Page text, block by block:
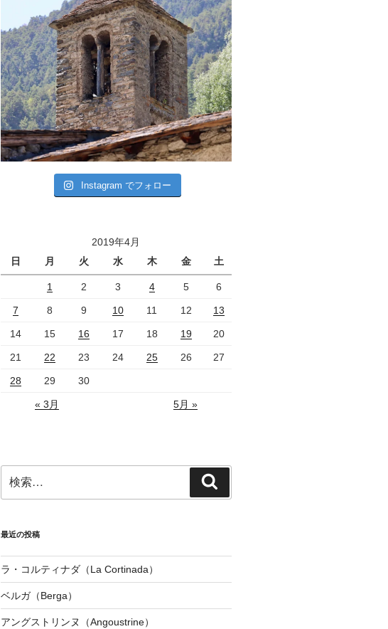
Instagram でフォロー
2019年4月
日
月 火 水 木 金 土
1 2 3 4 5 6
7 8 9 10 11 12 13
14 15 16 17 18 19 20
21 22 23 24 25 26 27
28 29 30
« 3月 5月 »
索:
索
最近の投稿
ラ・コルティナダ（La Cortinada）
ベルガ（Berga）
アングストリンヌ（Angoustrine）